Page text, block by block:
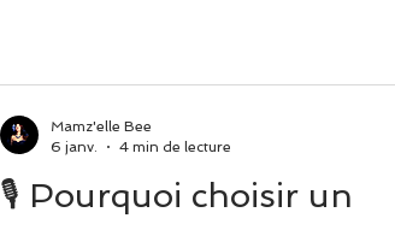
🎙️ Pourquoi choisir un
Mamz'elle Bee
6 janv.
4 min de lecture